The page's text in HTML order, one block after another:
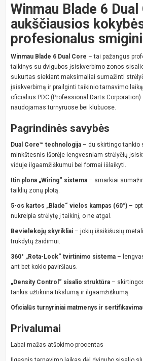
Winmau Blade 6
aukščiausios
profesionalus
Winmau Blade 6 Dual Core – tai pažangus
taikinys su dvigubos įsiskverbimo zonos
sukurtas siekiant maksimaliai sumažinti
įsiskverbimą ir prailginti taikinio tarnavimo
oficialius PDC (Professional Darts
naudojamas turnyruose bei klubuose.
Pagrindinės savybės
Dual Core™ technologija – du skirtingo tankio
minkštesnis išorėje lengvesniam strėlyčių
viduje ilgaamžiškumui bei formai išlaikyti.
Itin plona „Wiring“ sistema – smarkiai
taiklių zonų plotą.
5-os kartos „Blade“ vielos kampas (60°) –
nukreipia strėlytę į taikinį, o ne atgal.
Bevielekojų skyrikliai – jokių išsikišusių
trukdytų žaidimui.
360° „Rota-Lock“ tvirtinimo sistema –
ant bet kokio paviršiaus.
„Density Control“ sisalio struktūra –
tankis užtikrina tikslumą ir ilgaamžiškumą.
Oficialūs turnyriniai matmenys ir
Privalumai
Labai mažas atšokimo procentas